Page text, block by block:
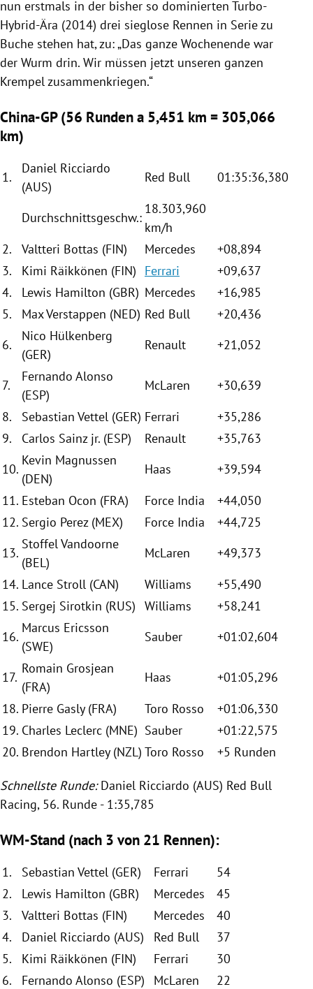
nun erstmals in der bisher so dominierten Turbo-
Hybrid-Ära (2014) drei sieglose Rennen in Serie zu
Buche stehen hat, zu: „Das ganze Wochenende war
der Wurm drin. Wir müssen jetzt unseren ganzen
Krempel zusammenkriegen.“
China-GP (56 Runden a 5,451 km = 305,066
km)
1.
Daniel Ricciardo
(AUS)
Red Bull 01:35:36,380
Durchschnittsgeschw.:
18.303,960
km/h
2.
Valtteri Bottas (FIN) Mercedes
+08,894
3.
Kimi Räikkönen (FIN) Ferrari
+09,637
4.
Lewis Hamilton (GBR) Mercedes
+16,985
5.
Max Verstappen (NED) Red Bull
+20,436
6.
Nico Hülkenberg
(GER)
Renault +21,052
7.
Fernando Alonso
(ESP)
McLaren
+30,639
8.
Sebastian Vettel (GER) Ferrari
+35,286
9.
Carlos Sainzjr. (ESP) Renault
+35,763
10.
Kevin Magnussen
(DEN)
Haas
+39,594
11. Esteban Ocon (FRA) Force India
+44,050
12. Sergio Perez(MEX) Force India
+44,725
13.
Stoffel Vandoorne
(BEL)
McLaren
+49,373
14. Lance Stroll (CAN) Williams
+55,490
15. Sergej Sirotkin (RUS) Williams
+58,241
16.
Marcus Ericsson
(SWE)
Sauber +01:02,604
17.
Romain Grosjean
(FRA)
Haas
+01:05,296
18. Pierre Gasly (FRA) Toro Rosso
+01:06,330
19. Charles Leclerc (MNE) Sauber
+01:22,575
20. Brendon Hartley(NZL) Toro Rosso +5 Runden
Schnellste Runde: Daniel Ricciardo (AUS) Red Bull
Racing, 56. Runde - 1:35,785
WM-Stand (nach 3 von 21 Rennen):
1. Sebastian Vettel (GER) Ferrari
54
2.
Lewis Hamilton (GBR) Mercedes
45
3.
Valtteri Bottas (FIN) Mercedes
40
4.
Daniel Ricciardo (AUS) Red Bull
37
5.
Kimi Räikkönen (FIN) Ferrari
30
6.
Fernando Alonso (ESP) McLaren
22